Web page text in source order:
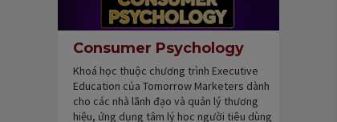
Khoá học thuộc chương trình Executive
Education của Tomorrow Marketers dành
cho các nhà lãnh đạo và quản lý thương
hiệu, ứng dụng tâm lý học người tiêu dùng
Consumer Psychology